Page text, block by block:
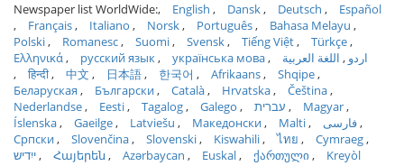
Newspaper list WorldWide: English Dansk Deutsch
Español
Français
Italiano Norsk Português
Bahasa Melayu
Polski
Romanesc Suomi Svensk Tiếng Việt
Türkçe
Ελληνικά
русский язык українська мова اردو
اللغة العربية
हिन्दी
中文 日本語 한국어 Afrikaans
Shqipe
Беларуская
Български Català Hrvatska
Čeština
Nederlandse
Eesti Tagalog Galego עברית
Magyar
Íslenska
Gaeilge Latviešu Македонски Malti
فارسی
Српски
Slovenčina Slovenski Kiswahili ไทย
Cymraeg
ייִדיש
Հայերեն Azərbaycan Euskal ქართული
Kreyòl